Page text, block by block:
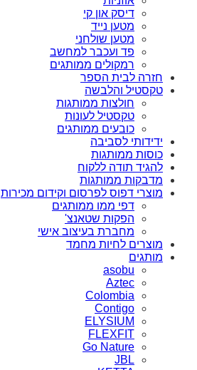
דיסק און קי
מטען נייד
מטען שולחני
פד ועכבר למחשב
רמקולים ממותגים
חזרה לבית הספר
טקסטיל והלבשה
חולצות ממותגות
טקסטיל לעונות
כובעים ממותגים
ידידותי לסביבה
כוסות ממותגות
להגיד תודה ללקוח
מדבקות ממותגות
מוצרי דפוס לפרסום וקידום מכירות
דפי ממו ממותגים
הפקות שטאנצ'
מחברת בעיצוב אישי
מוצרים לחיות מחמד
מותגים
asobu
Aztec
Colombia
Contigo
ELYSIUM
FLEXFIT
Go Nature
JBL